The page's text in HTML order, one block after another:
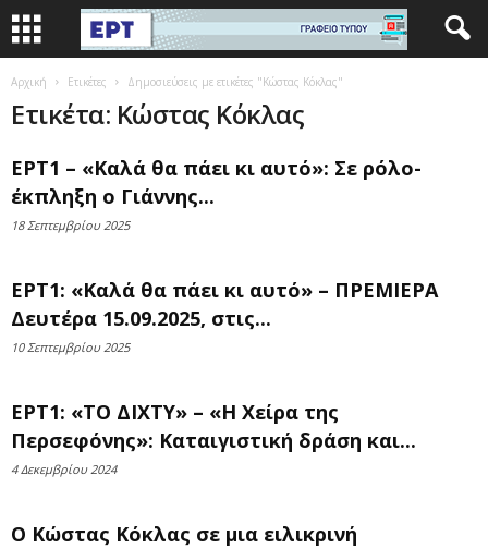
Αρχική Ετικέτες Δημοσιεύσεις με ετικέτες "Κώστας Κόκλας"
Ετικέτα: Κώστας Κόκλας
ΕΡΤ1 – «Καλά θα πάει κι αυτό»: Σε ρόλο-
έκπληξη ο Γιάννης...
18 Σεπτεμβρίου 2025
ΕΡΤ1: «Καλά θα πάει κι αυτό» – ΠΡΕΜΙΕΡΑ
Δευτέρα 15.09.2025, στις...
10 Σεπτεμβρίου 2025
ΕΡΤ1: «ΤΟ ΔΙΧΤΥ» – «Η Χείρα της
Περσεφόνης»: Καταιγιστική δράση και...
4 Δεκεμβρίου 2024
Ο Κώστας Κόκλας σε μια ειλικρινή